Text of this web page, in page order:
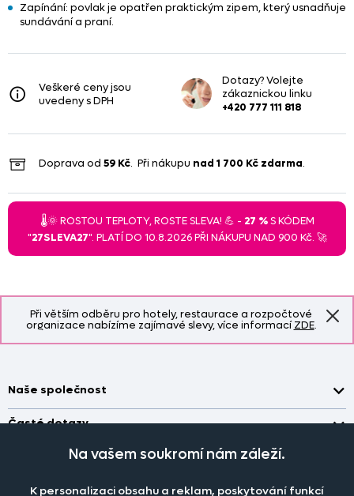
Při větším odběru pro hotely, restaurace a rozpočtové
organizace nabízíme zajímavé slevy, více informacíZDE.
Zapínání: povlak je opatřen praktickým zipem, který usnadňuje
sundávání a praní.
Veškeré ceny jsou
uvedeny s DPH
Dotazy? Volejte
zákaznickou linku
+420 777 111 818
Doprava od 59 Kč. Při nákupu nad 1 700 Kč zdarma.
🌡️🌞 ROSTOU TEPLOTY, ROSTE SLEVA! 💪 - 27 %S KÓDEM
"27SLEVA27". PLATÍ DO 10.8.2026 PŘI NÁKUPU NAD 900 Kč. 🚀
Naše společnost
Doprava a platba
Obchodní podmínky
Časté dotazy
Jak změřit okno pro nákup záclon?
Na vašem soukromí nám záleží.
K personalizaci obsahu a reklam, poskytování funkcí